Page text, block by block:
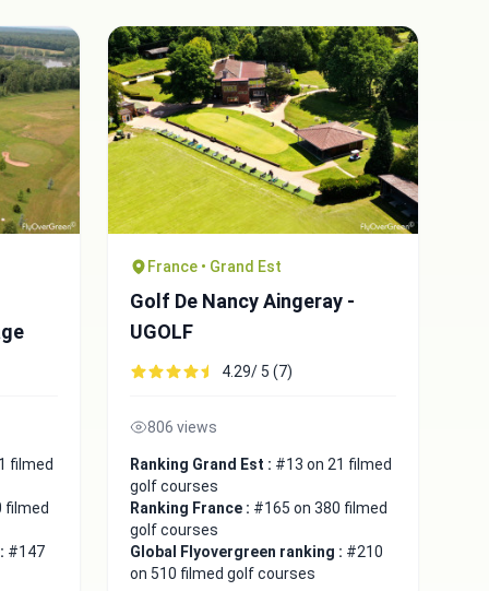
filmed
filmed
#147
France • Grand Est
Golf De Nancy Aingeray -
UGOLF
4.29/ 5 (7)
806 views
Ranking Grand Est : #13 on 21 filmed
golf courses
Ranking France : #165 on 380 filmed
golf courses
Global Flyovergreen ranking : #210
on 510 filmed golf courses